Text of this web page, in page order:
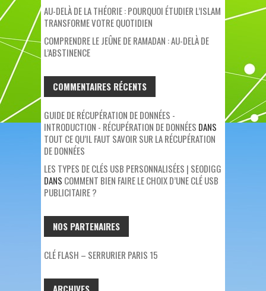
AU-DELÀ DE LA THÉORIE : POURQUOI ÉTUDIER L’ISLAM
TRANSFORME VOTRE QUOTIDIEN
COMPRENDRE LE JEÛNE DE RAMADAN : AU-DELÀ DE
L’ABSTINENCE
COMMENTAIRES RÉCENTS
GUIDE DE RÉCUPÉRATION DE DONNÉES -
INTRODUCTION - RÉCUPÉRATION DE DONNÉES DANS
TOUT CE QU’IL FAUT SAVOIR SUR LA RÉCUPÉRATION
DE DONNÉES
LES TYPES DE CLÉS USB PERSONNALISÉES | SEODIGG
DANS COMMENT BIEN FAIRE LE CHOIX D’UNE CLÉ USB
PUBLICITAIRE ?
NOS PARTENAIRES
CLÉ FLASH – SERRURIER PARIS 15